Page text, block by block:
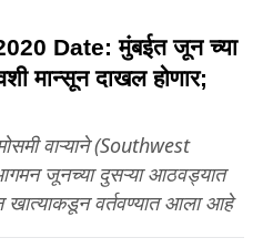
Date: मुंबईत जून च्या
मान्सून दाखल होणार;
वाऱ्याने (Southwest
जूनच्या दुसऱ्या आठवड्यात
खात्याकडून वर्तवण्यात आला आहे